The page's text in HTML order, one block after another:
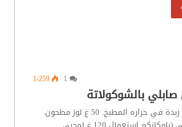
1٬259
بالشوكولاتة
المقادير: 250 غ زبدة في حراره المطبخ. 50 غ لوز مطحون.